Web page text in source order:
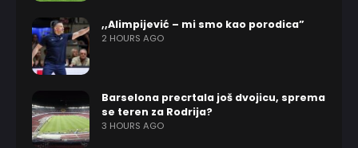
,,Alimpijević – mi smo kao porodica”
2 HOURS AGO
Barselona precrtala još dvojicu, sprema
se teren za Rodrija?
3 HOURS AGO